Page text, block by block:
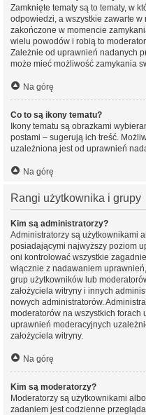
Zamknięte tematy są to tematy, w
odpowiedzi, a wszystkie zawarte w
zakończone w momencie
wielu powodów i robią to
Zależnie od uprawnień nadanych
może mieć możliwość zamykania
Na górę
Co to są ikony tematu?
Ikony tematu są obrazkami
postami – sugerują ich treść.
uzależniona jest od uprawnień
Na górę
Rangi użytkownika i grupy
Kim są administratorzy?
Administratorzy są użytkownikami
posiadającymi najwyższy poziom
oni kontrolować wszystkie
włącznie z nadawaniem
grup użytkowników lub
założyciela witryny i innych
nowych administratorów.
moderatorów na wszystkich forach
uprawnień moderacyjnych
założyciela witryny.
Na górę
Kim są moderatorzy?
Moderatorzy są użytkownikami
zadaniem jest codzienne